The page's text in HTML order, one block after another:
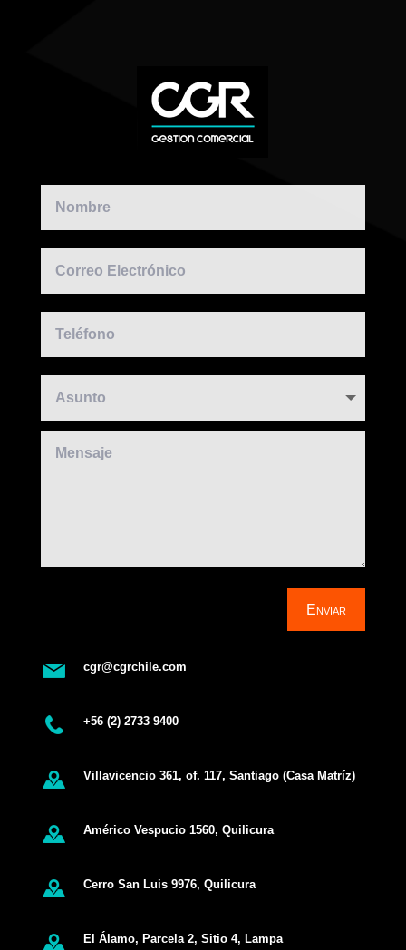
Enviar
cgr@cgrchile.com
+56 (2) 2733 9400
Villavicencio 361, of. 117, Santiago (Casa Matríz)
Américo Vespucio 1560, Quilicura
Cerro San Luis 9976, Quilicura
El Álamo, Parcela 2, Sitio 4, Lampa